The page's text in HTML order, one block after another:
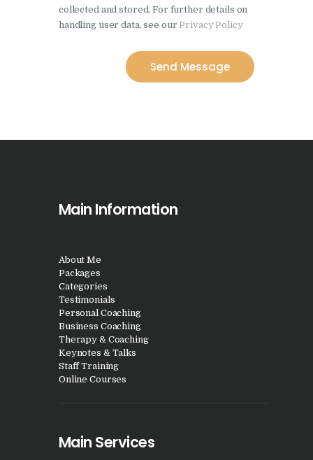
collected and stored. For further details on
handling user data, see our Privacy Policy
Send Message
Main Information
About Me
Packages
Categories
Testimonials
Personal Coaching
Business Coaching
Therapy & Coaching
Keynotes & Talks
Staff Training
Online Courses
Main Services